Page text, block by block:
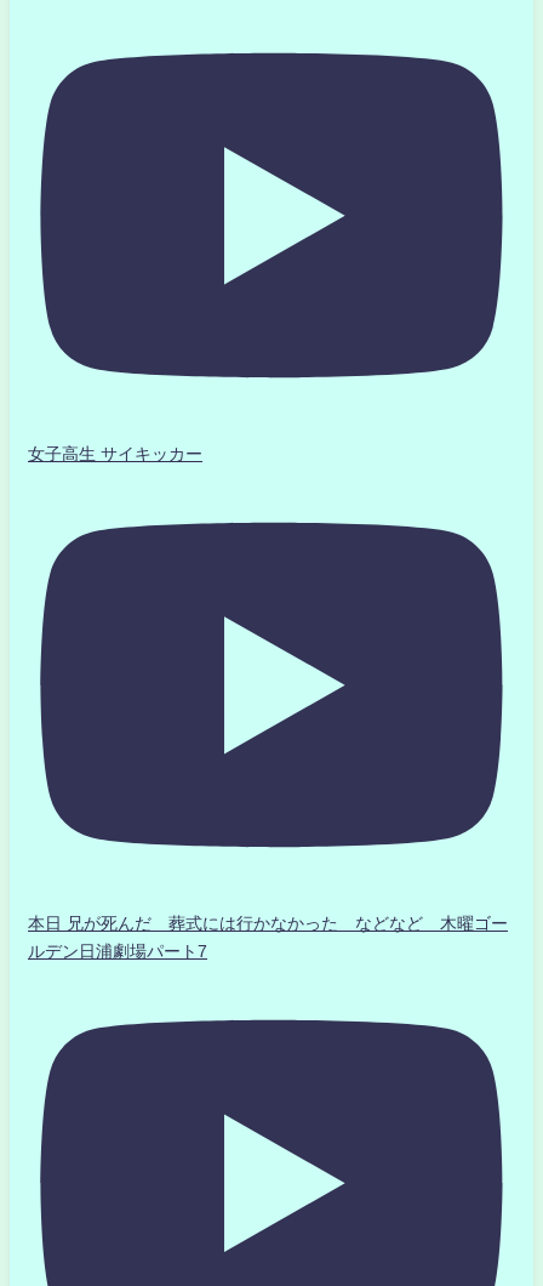
女子高生 サイキッカー
本日 兄が死んだ 葬式には行かなかった などなど 木曜ゴー
ルデン日浦劇場パート7